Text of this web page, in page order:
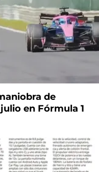
de
en Fórmula 1